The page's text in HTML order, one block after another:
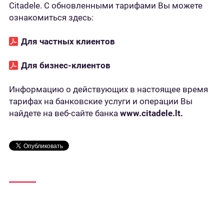
Citadele. С обновленными тарифами Вы можете
ознакомиться здесь:
Для частных клиентов
Для бизнес-клиентов
Информацию о действующих в настоящее время
тарифах на банковские услуги и операции Вы
найдете на веб-сайте банка www.citadele.lt.